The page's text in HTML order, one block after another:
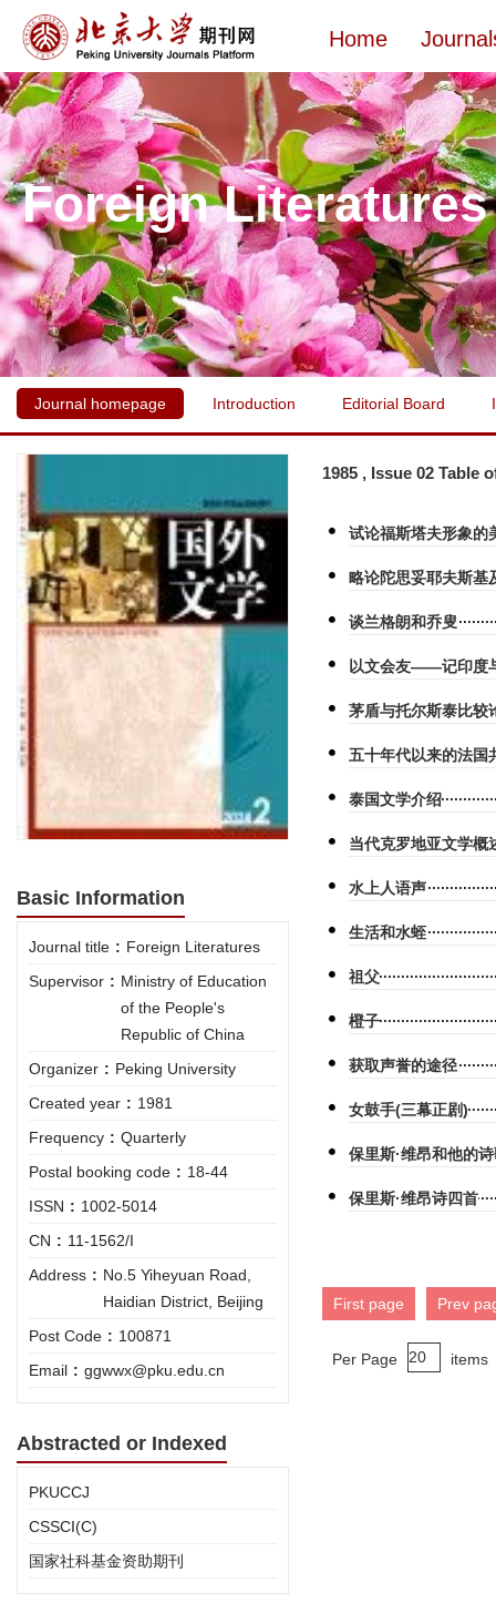
Home
Foreign Literatures
Journal homepage Introduction Editorial Board
Basic Information
Journal title : Foreign Literatures
Supervisor : Ministry of Education
of the People's
Republic of China
Organizer : Peking University
Created year : 1981
Frequency : Quarterly
Postal booking code : 18-44
ISSN : 1002-5014
CN : 11-1562/I
Address : No.5 Yiheyuan Road,
Haidian District, Beijing
Post Code : 100871
Email : ggwwx@pku.edu.cn
Abstracted or Indexed
PKUCCJ
CSSCI(C)
国家社科基金资助期刊
1985 , Issue 02 Table
试论福斯塔夫形象的
略论陀思妥耶夫斯基
谈兰格朗和乔叟
以文会友——记印度
茅盾与托尔斯泰比较
五十年代以来的法国
泰国文学介绍
当代克罗地亚文学概
水上人语声
生活和水蛭
祖父
橙子
获取声誉的途径
女鼓手(三幕正剧)
保里斯·维昂和他的
保里斯·维昂诗四首
First page Prev
Per Page items